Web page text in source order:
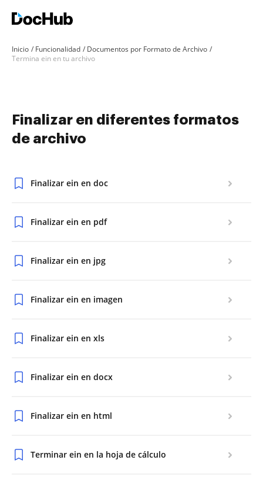
Inicio Funcionalidad
Documentos por Formato de Archivo
Termina ein en tu archivo
Finalizar en diferentes formatos
de archivo
Finalizar ein en doc
Finalizar ein en pdf
Finalizar ein en jpg
Finalizar ein en imagen
Finalizar ein en xls
Finalizar ein en docx
Finalizar ein en html
Terminar ein en la hoja de cálculo